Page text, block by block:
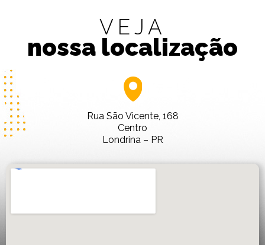
VEJA
nossa localização
Rua São Vicente, 168
Centro
Londrina – PR